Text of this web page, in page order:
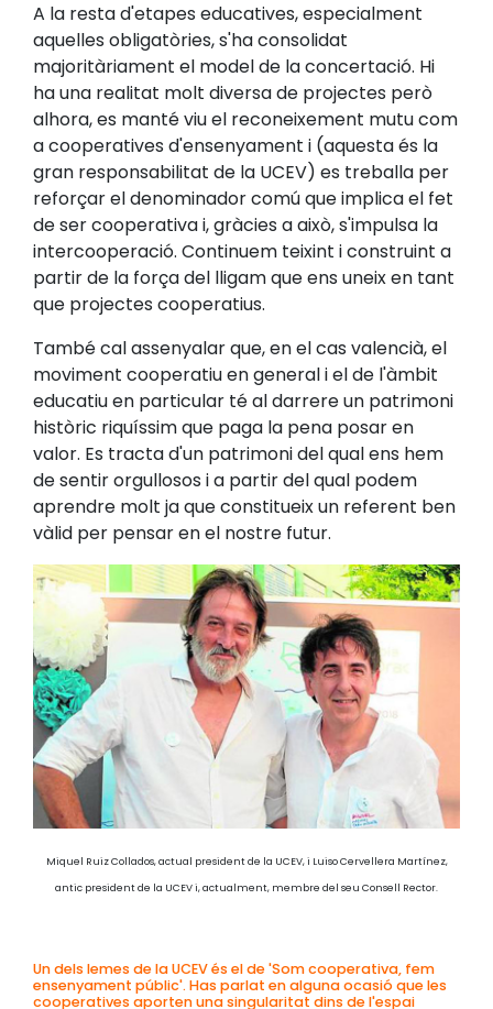
A la resta d'etapes educatives, especialment
aquelles obligatòries, s'ha consolidat
majoritàriament el model de la concertació. Hi
ha una realitat molt diversa de projectes però
alhora, es manté viu el reconeixement mutu com
a cooperatives d'ensenyament i (aquesta és la
gran responsabilitat de la UCEV) es treballa per
reforçar el denominador comú que implica el fet
de ser cooperativa i, gràcies a això, s'impulsa la
intercooperació. Continuem teixint i construint a
partir de la força del lligam que ens uneix en tant
que projectes cooperatius.
També cal assenyalar que, en el cas valencià, el
moviment cooperatiu en general i el de l'àmbit
educatiu en particular té al darrere un patrimoni
històric riquíssim que paga la pena posar en
valor. Es tracta d'un patrimoni del qual ens hem
de sentir orgullosos i a partir del qual podem
aprendre molt ja que constitueix un referent ben
vàlid per pensar en el nostre futur.
Miquel Ruiz Collados, actual president de la UCEV, i Luiso Cervellera Martínez,
antic president de la UCEV i, actualment, membre del seu Consell Rector.
Un dels lemes de la UCEV és el de 'Som cooperativa, fem
ensenyament públic'. Has parlat en alguna ocasió que les
cooperatives aporten una singularitat dins de l'espai